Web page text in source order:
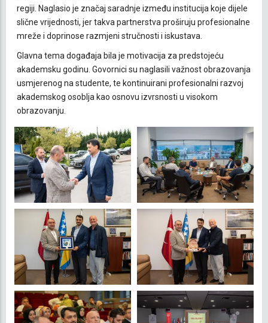
regiji. Naglasio je značaj saradnje između institucija koje dijele
slične vrijednosti, jer takva partnerstva proširuju profesionalne
mreže i doprinose razmjeni stručnosti i iskustava.
Glavna tema događaja bila je motivacija za predstojeću
akademsku godinu. Govornici su naglasili važnost obrazovanja
usmjerenog na studente, te kontinuirani profesionalni razvoj
akademskog osoblja kao osnovu izvrsnosti u visokom
obrazovanju.